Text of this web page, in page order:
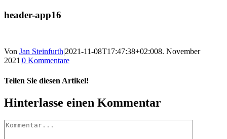
header-app16
Von Jan Steinfurth|2021-11-08T17:47:38+02:008. November
2021|0 Kommentare
Teilen Sie diesen Artikel!
Facebook
X
Reddit
LinkedIn
WhatsApp
Telegram
Tumblr
Pinterest
Vk
Xing
E-
Mail
Hinterlasse einen Kommentar
Kommentar